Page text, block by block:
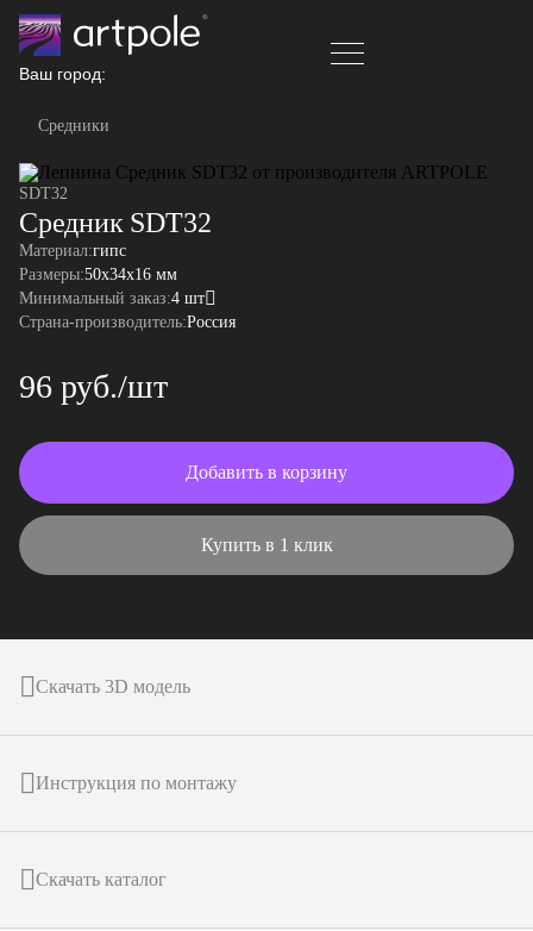
Ваш город:
Средники
SDT32
Средник SDT32
Материал:гипс
Размеры:50x34x16 мм
Минимальный заказ:4 шт
Страна-производитель:Россия
96 руб./шт
Добавить в корзину
Купить в 1 клик
Скачать 3D модель
Инструкция по монтажу
Скачать каталог